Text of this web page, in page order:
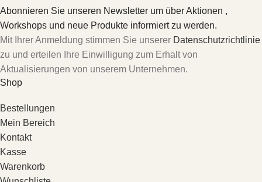
Abonnieren Sie unseren Newsletter um über Aktionen ,
Workshops und neue Produkte informiert zu werden.
Mit Ihrer Anmeldung stimmen Sie unserer Datenschutzrichtlinie
zu und erteilen Ihre Einwilligung zum Erhalt von
Aktualisierungen von unserem Unternehmen.
Shop
Bestellungen
Mein Bereich
Kontakt
Kasse
Warenkorb